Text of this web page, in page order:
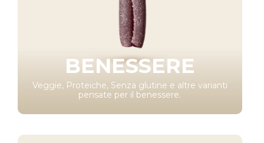
BENESSERE
Veggie, Proteiche, Senza glutine e altre varianti
pensate per il benessere.